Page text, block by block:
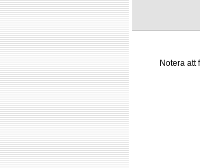
Notera att